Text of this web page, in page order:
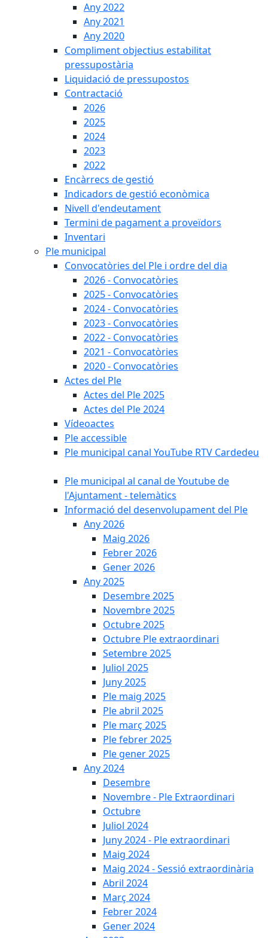
Any 2022
Any 2021
Any 2020
Compliment objectius estabilitat
pressupostària
Liquidació de pressupostos
Contractació
2026
2025
2024
2023
2022
Encàrrecs de gestió
Indicadors de gestió econòmica
Nivell d'endeutament
Termini de pagament a proveïdors
Inventari
Ple municipal
Convocatòries del Ple i ordre del dia
2026 - Convocatòries
2025 - Convocatòries
2024 - Convocatòries
2023 - Convocatòries
2022 - Convocatòries
2021 - Convocatòries
2020 - Convocatòries
Actes del Ple
Actes del Ple 2025
Actes del Ple 2024
Vídeoactes
Ple accessible
Ple municipal canal YouTube RTV Cardedeu
Ple municipal al canal de Youtube de
l'Ajuntament - telemàtics
Informació del desenvolupament del Ple
Any 2026
Maig 2026
Febrer 2026
Gener 2026
Any 2025
Desembre 2025
Novembre 2025
Octubre 2025
Octubre Ple extraordinari
Setembre 2025
Juliol 2025
Juny 2025
Ple maig 2025
Ple abril 2025
Ple març 2025
Ple febrer 2025
Ple gener 2025
Any 2024
Desembre
Novembre - Ple Extraordinari
Octubre
Juliol 2024
Juny 2024 - Ple extraordinari
Maig 2024
Maig 2024 - Sessió extraordinària
Abril 2024
Març 2024
Febrer 2024
Gener 2024